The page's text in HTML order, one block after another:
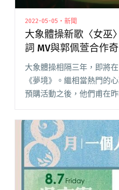
2022-05-05・新聞
大象體操新歌〈女巫
詞 MV與郭佩萱合作
大象體操相隔三年，即將
《夢境》。繼相當熱門的
預購活動之後，他們甫在
打 MV〈女巫〉。作為大
曲，〈女巫〉擷取了莎士
白》的台詞，曲閱讀全文
巫〉將《馬克白》入詞